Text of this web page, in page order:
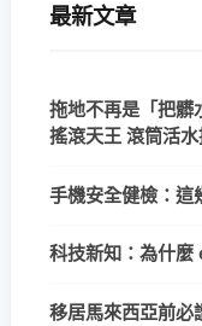
最新文章
拖地不再是「把
搖滾天王 滾筒活
手機安全健檢：這
科技新知：為什麼
移居馬來西亞前